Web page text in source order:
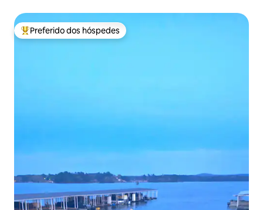
Entre os melhores preferidos dos hóspedes
Preferido dos hóspedes